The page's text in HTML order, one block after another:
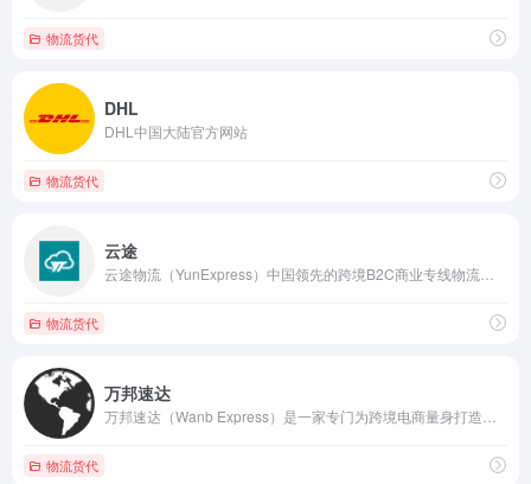
物流货代
DHL
DHL中国大陆官方网站
物流货代
云途
物流货代
万邦速达
物流货代